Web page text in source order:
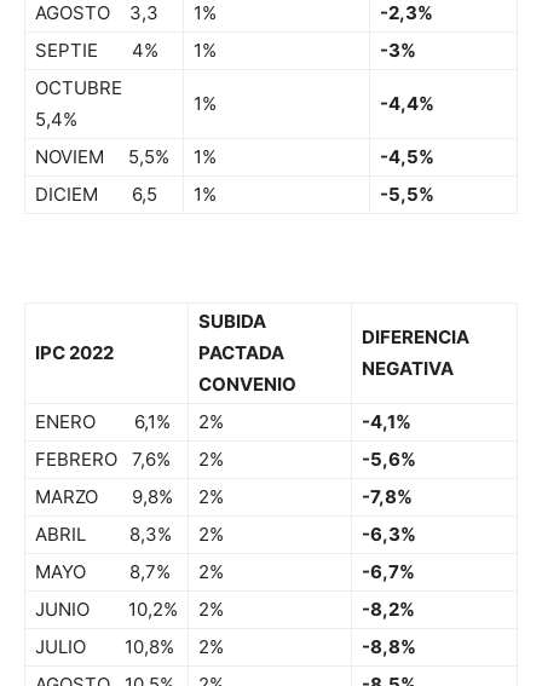
AGOSTO 3,3
1%
-2,3%
SEPTIE 4%
1%
-3%
OCTUBRE
5,4%
1% -4,4%
NOVIEM 5,5% 1%
-4,5%
DICIEM 6,5
1% -5,5%
IPC 2022
SUBIDA
PACTADA
CONVENIO
DIFERENCIA
NEGATIVA
ENERO 6,1% 2%
-4,1%
FEBRERO 7,6%
2%
-5,6%
MARZO 9,8%
2%
-7,8%
ABRIL 8,3%
2%
-6,3%
MAYO 8,7%
2%
-6,7%
JUNIO 10,2%
2%
-8,2%
JULIO 10,8%
2%
-8,8%